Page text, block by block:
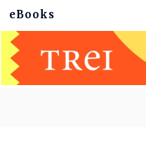
eBooks